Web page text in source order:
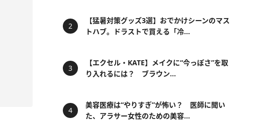
【猛暑対策グッズ3選】おでかけシーンのマス
トハブ。ドラストで買える「冷...
【エクセル・KATE】メイクに“今っぽさ”を取
り入れるには？ ブラウン...
美容医療は“やりすぎ”が怖い？ 医師に聞い
た、アラサー女性のための美容...